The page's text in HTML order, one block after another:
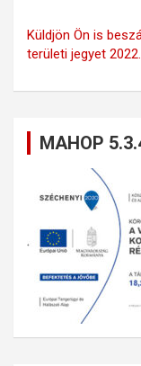
Küldjön Ön is
területi jegyet
MAHOP